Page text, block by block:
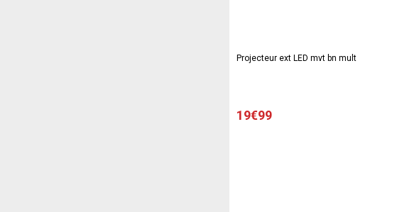
Projecteur ext LED mvt bn mult
19€99